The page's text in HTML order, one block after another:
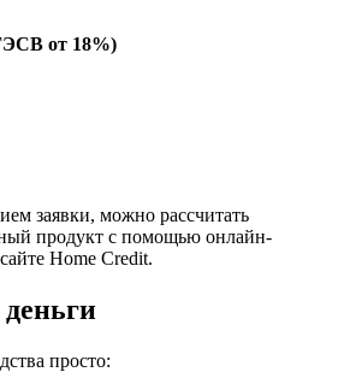
от 18%)
заявки, можно рассчитать
продукт с помощью онлайн-
Home Credit.
просто: